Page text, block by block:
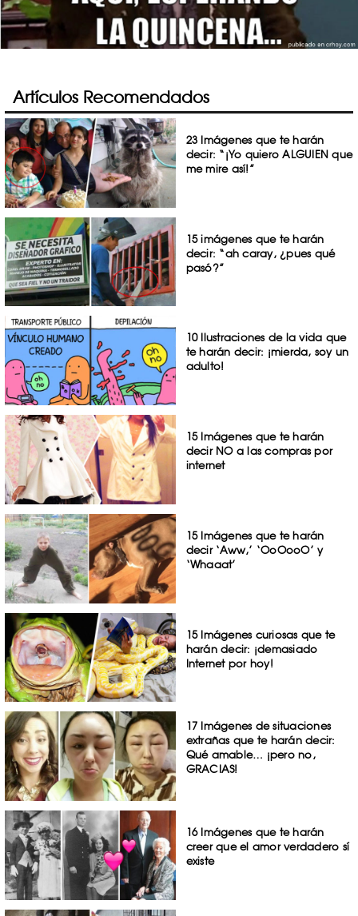
Artículos Recomendados
23 Imágenes que te harán
decir: “¡Yo quiero ALGUIEN que
me mire así!”
15 imágenes que te harán
decir: “ah caray, ¿pues qué
pasó?”
10 Ilustraciones de la vida que
te harán decir: ¡mierda, soy un
adulto!
15 Imágenes que te harán
decir NO a las compras por
internet
15 Imágenes que te harán
decir ‘Aww,’ ‘OoOooO’ y
‘Whaaat’
15 Imágenes curiosas que te
harán decir: ¡demasiado
Internet por hoy!
17 Imágenes de situaciones
extrañas que te harán decir:
Qué amable… ¡pero no,
GRACIAS!
16 Imágenes que te harán
creer que el amor verdadero sí
existe